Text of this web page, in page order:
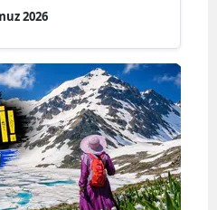
Gaziantep
Giresun
Gümüşhane
Hakkari
2026